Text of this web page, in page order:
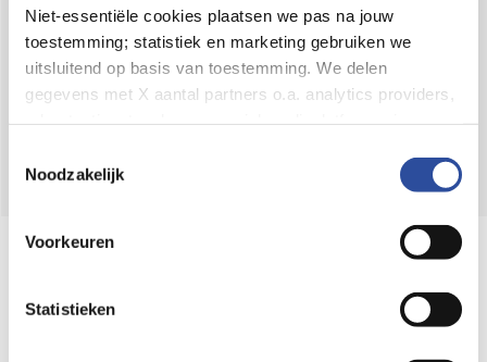
Niet-essentiële cookies plaatsen we pas na jouw
toestemming; statistiek en marketing gebruiken we
uitsluitend op basis van toestemming. We delen
gegevens met X aantal partners o.a. analytics providers,
en de bewaartermijnen per categorie. Je kunt je keuze op
gegevensverwerking staat in de
Privacyverklaring
Noodzakelijk
Voorkeuren
Statistieken
Assortiment
VolgDAop:
Online aanbieder medicijnen
webshop mag verkopen.